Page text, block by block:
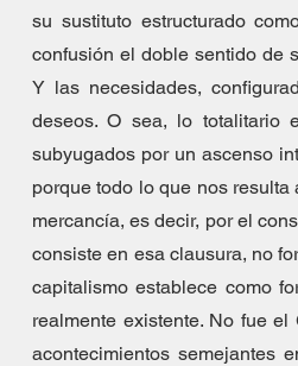
su sustituto estructurado
confusión el doble sentido de
Y las necesidades,
deseos. O sea, lo totalitario
subyugados por un ascenso
porque todo lo que nos
mercancía, es decir, por el
consiste en esa clausura, no
capitalismo establece como
realmente existente. No fue
acontecimientos semejantes